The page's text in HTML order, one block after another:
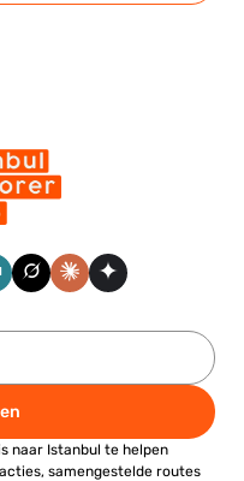
naar Istanbul te helpen
samengestelde routes